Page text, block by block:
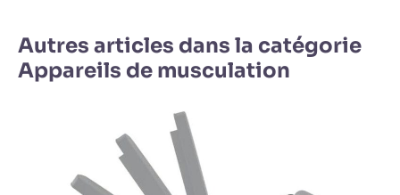
Autres articles dans la catégorie
Appareils de musculation